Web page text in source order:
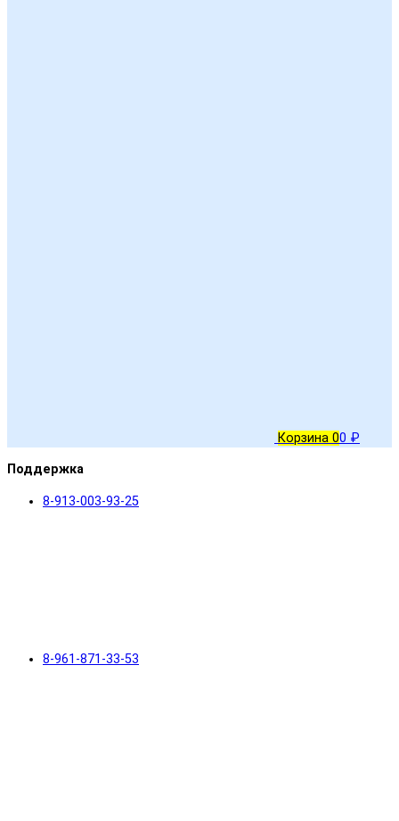
Корзина 00 ₽
Поддержка
8-913-003-93-25
8-961-871-33-53